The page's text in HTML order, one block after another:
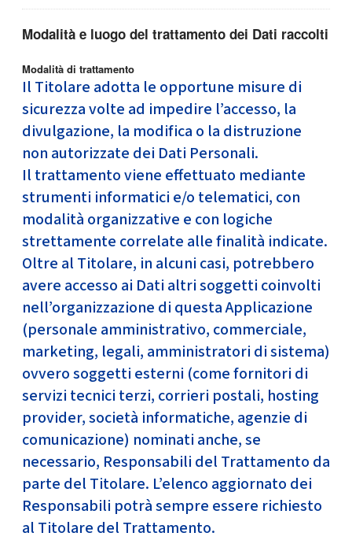
Modalità e luogo del trattamento dei Dati raccolti
Modalità di trattamento
Il Titolare adotta le opportune misure di
sicurezza volte ad impedire l’accesso, la
divulgazione, la modifica o la distruzione
non autorizzate dei Dati Personali.
Il trattamento viene effettuato mediante
strumenti informatici e/o telematici, con
modalità organizzative e con logiche
strettamente correlate alle finalità indicate.
Oltre al Titolare, in alcuni casi, potrebbero
avere accesso ai Dati altri soggetti coinvolti
nell’organizzazione di questa Applicazione
(personale amministrativo, commerciale,
marketing, legali, amministratori di sistema)
ovvero soggetti esterni (come fornitori di
servizi tecnici terzi, corrieri postali, hosting
provider, società informatiche, agenzie di
comunicazione) nominati anche, se
necessario, Responsabili del Trattamento da
parte del Titolare. L’elenco aggiornato dei
Responsabili potrà sempre essere richiesto
al Titolare del Trattamento.